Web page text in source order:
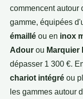
commencent autour
gamme, équipées
émaillé ou en inox
Adour ou Marquier
dépasser 1 300 €.
chariot intégré ou
les gammes autour